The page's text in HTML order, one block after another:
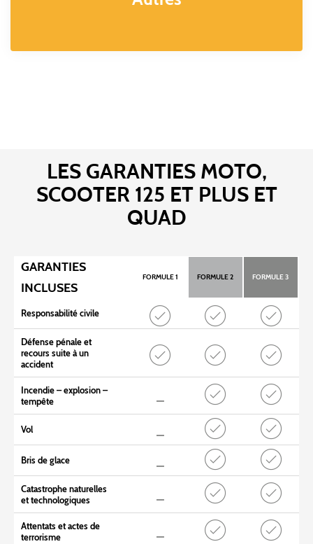
LES GARANTIES MOTO,
SCOOTER 125 ET PLUS ET
QUAD
GARANTIES
INCLUSES
FORMULE 1 FORMULE 2 FORMULE 3
Responsabilité civile
Défense pénale et
recours suite à un
accident
Incendie – explosion –
tempête
Vol
Bris de glace
Catastrophe naturelles
et technologiques
Attentats et actes de
terrorisme